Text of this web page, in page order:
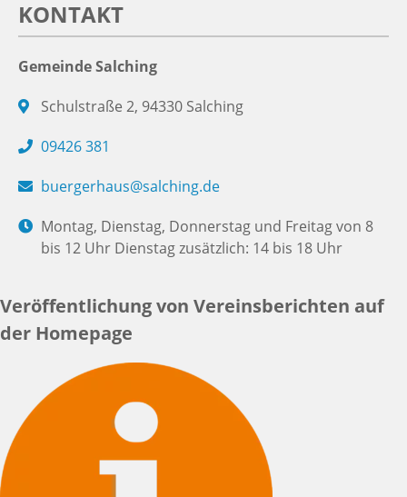
KONTAKT
Gemeinde Salching
Schulstraße 2, 94330 Salching
09426 381
buergerhaus@salching.de
Montag, Dienstag, Donnerstag und Freitag von 8
bis 12 Uhr Dienstag zusätzlich: 14 bis 18 Uhr
Veröffentlichung von Vereinsberichten auf
der Homepage